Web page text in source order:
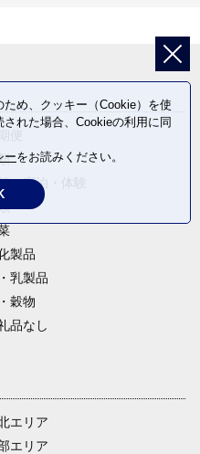
・宿泊・体験
製品
乳製品
穀物
品なし
エリア
エリア
め、クッキー（Cookie）を使
れた場合、Cookieの利用に同
ーをお読みください。